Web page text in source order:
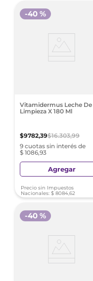
Vitamidermus Leche De
Limpieza X 180 Ml
$9782,39$16.303,99
9 cuotas sin interés de
$ 1086,93
-40 %
Agregar
Precio sin Impuestos
Nacionales: $ 8084,62
-40 %